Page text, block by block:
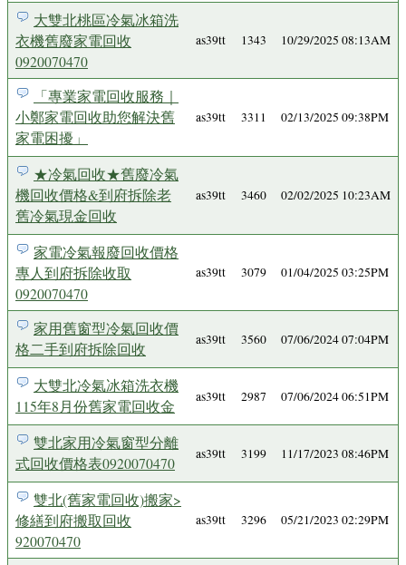
大雙北桃區冷氣冰箱洗
衣機舊廢家電回收
0920070470
as39tt 1343 10/29/2025 08:13AM
「專業家電回收服務｜
小鄭家電回收助您解決舊
家電困擾」
as39tt 3311 02/13/2025 09:38PM
★冷氣回收★舊廢冷氣
機回收價格&到府拆除老
舊冷氣現金回收
as39tt 3460 02/02/2025 10:23AM
家電冷氣報廢回收價格
專人到府拆除收取
0920070470
as39tt 3079 01/04/2025 03:25PM
家用舊窗型冷氣回收價
格二手到府拆除回收
as39tt 3560 07/06/2024 07:04PM
大雙北冷氣冰箱洗衣機
115年8月份舊家電回收金
as39tt 2987 07/06/2024 06:51PM
雙北家用冷氣窗型分離
式回收價格表0920070470
as39tt 3199 11/17/2023 08:46PM
雙北(舊家電回收)搬家>
修繕到府搬取回收
920070470
as39tt 3296 05/21/2023 02:29PM